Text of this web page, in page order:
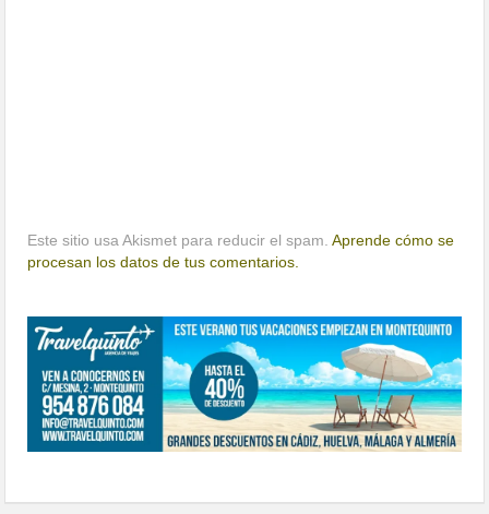
Este sitio usa Akismet para reducir el spam.Aprende cómo se
procesan los datos de tus comentarios.